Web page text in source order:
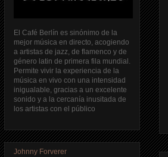
El Café Berlín es sinónimo de la
mejor música en directo, acogiendo
a artistas de jazz, de flamenco y de
género latin de primera fila mundial.
Permite vivir la experiencia de la
música en vivo con una intensidad
inigualable, gracias a un excelente
sonido y a la cercanía inusitada de
los artistas con el público
Johnny Forverer